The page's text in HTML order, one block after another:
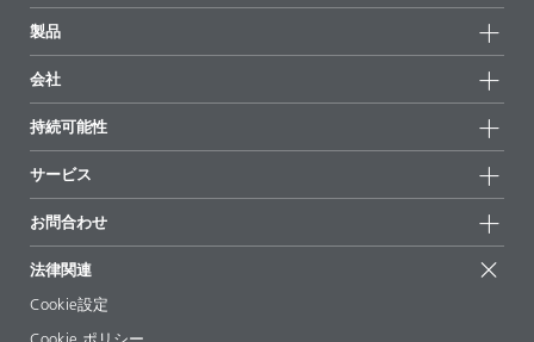
製品
全製品
ハイライト
会社
ニュース
拠点と販売代理店
展示会 & イベント
経営陣
持続可能性
持続可能な製品
サクセスストーリー
EcoVadis
証明書
サービス
配合の出発点
論文記事
ebooks(電子書籍)
お問合わせ
法律関連
Cookie設定